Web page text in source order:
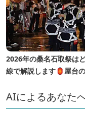
2026年の桑名石取祭は
線で解説します🏮屋台
AIによるあなた